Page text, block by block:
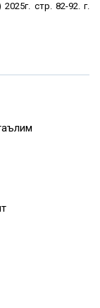
стр. 82-92. г.